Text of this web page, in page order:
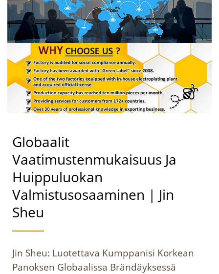
Globaalit
Vaatimustenmukaisuus Ja
Huippuluokan
Valmistusosaaminen | Jin
Sheu
Jin Sheu: Luotettava Kumppanisi Korkean
Panoksen Globaalissa Brändäyksessä